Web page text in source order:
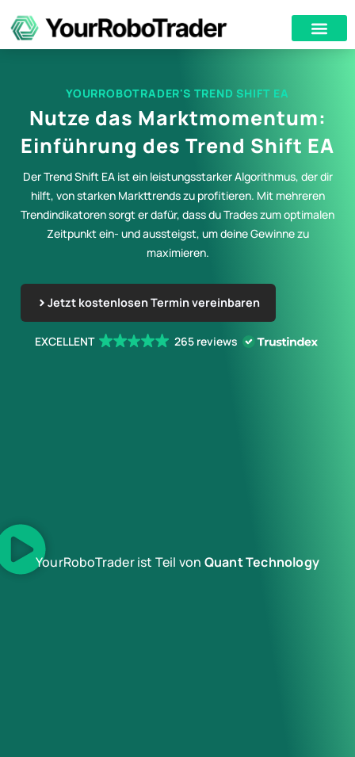
YOURROBOTRADER'S TREND SHIFT EA
Nutze das Marktmomentum:
Einführung des Trend Shift EA
Der Trend Shift EA ist ein leistungsstarker Algorithmus, der dir
hilft, von starken Markttrends zu profitieren. Mit mehreren
Trendindikatoren sorgt er dafür, dass du Trades zum optimalen
Zeitpunkt ein- und aussteigst, um deine Gewinne zu
maximieren.
EXCELLENT 265 reviews
Jetzt kostenlosen Termin vereinbaren
YourRoboTrader ist Teil von Quant Technology